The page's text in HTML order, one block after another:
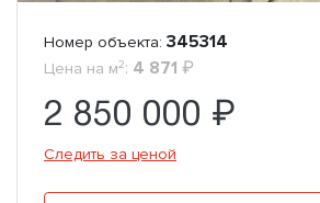
Номер объекта: 345314
Цена на м2: 4 871 ₽
2 850 000 ₽
Следить за ценой